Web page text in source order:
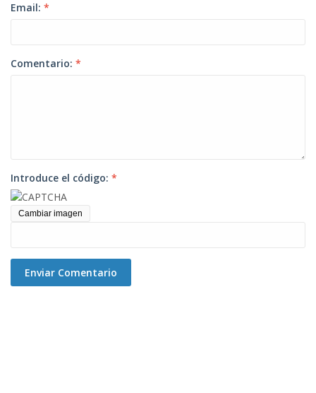
Email: *
Comentario: *
Introduce el código: *
Cambiar imagen
Enviar Comentario